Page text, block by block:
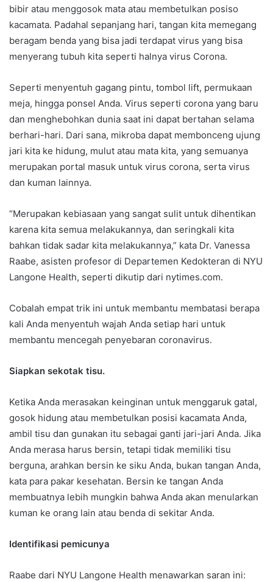
bibir atau menggosok mata atau membetulkan posiso
kacamata. Padahal sepanjang hari, tangan kita memegang
beragam benda yang bisa jadi terdapat virus yang bisa
menyerang tubuh kita seperti halnya virus Corona.
Seperti menyentuh gagang pintu, tombol lift, permukaan
meja, hingga ponsel Anda. Virus seperti corona yang baru
dan menghebohkan dunia saat ini dapat bertahan selama
berhari-hari. Dari sana, mikroba dapat membonceng ujung
jari kita ke hidung, mulut atau mata kita, yang semuanya
merupakan portal masuk untuk virus corona, serta virus
dan kuman lainnya.
“Merupakan kebiasaan yang sangat sulit untuk dihentikan
karena kita semua melakukannya, dan seringkali kita
bahkan tidak sadar kita melakukannya,” kata Dr. Vanessa
Raabe, asisten profesor di Departemen Kedokteran di NYU
Langone Health, seperti dikutip dari nytimes.com.
Cobalah empat trik ini untuk membantu membatasi berapa
kali Anda menyentuh wajah Anda setiap hari untuk
membantu mencegah penyebaran coronavirus.
Siapkan sekotak tisu.
Ketika Anda merasakan keinginan untuk menggaruk gatal,
gosok hidung atau membetulkan posisi kacamata Anda,
ambil tisu dan gunakan itu sebagai ganti jari-jari Anda. Jika
Anda merasa harus bersin, tetapi tidak memiliki tisu
berguna, arahkan bersin ke siku Anda, bukan tangan Anda,
kata para pakar kesehatan. Bersin ke tangan Anda
membuatnya lebih mungkin bahwa Anda akan menularkan
kuman ke orang lain atau benda di sekitar Anda.
Identifikasi pemicunya
Raabe dari NYU Langone Health menawarkan saran ini: